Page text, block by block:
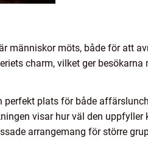
människor möts, både för att
charm, vilket ger besökarna
perfekt plats för både
visar hur väl den uppfyller
arrangemang för större